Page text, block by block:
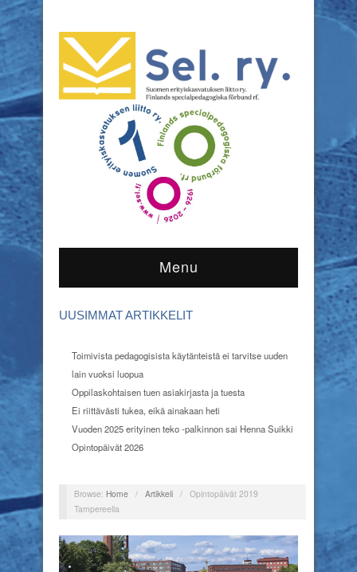
Menu
UUSIMMAT ARTIKKELIT
Toimivista pedagogisista käytänteistä ei tarvitse uuden
lain vuoksi luopua
Oppilaskohtaisen tuen asiakirjasta ja tuesta
Ei riittävästi tukea, eikä ainakaan heti
Vuoden 2025 erityinen teko -palkinnon sai Henna Suikki
Opintopäivät 2026
Browse: Home / Artikkeli /
Opintopäivät 2019
Tampereella